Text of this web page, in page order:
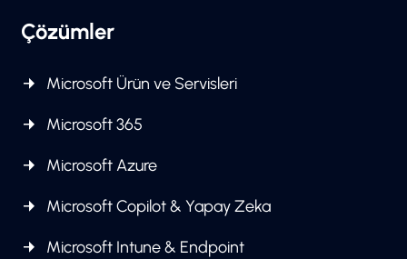
Çözümler
Microsoft Ürün ve Servisleri
Microsoft 365
Microsoft Azure
Microsoft Copilot & Yapay Zeka
Microsoft Intune & Endpoint